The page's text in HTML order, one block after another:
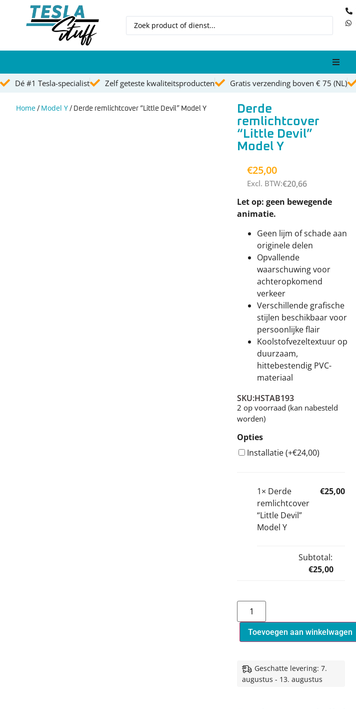
Model S
Model X
Over ons
Contact
Dé #1 Tesla-specialist Zelf geteste kwaliteitsproducten Gratis verzending boven € 75 (NL)
Home / Model Y / Derde remlichtcover “Little Devil” Model Y
Derde
remlichtcover
“Little Devil”
Model Y
€25,00
Excl. BTW:€20,66
Let op: geen bewegende
animatie.
Geen lijm of schade aan
originele delen
Opvallende
waarschuwing voor
achteropkomend
verkeer
Verschillende grafische
stijlen beschikbaar voor
persoonlijke flair
Koolstofvezeltextuur op
duurzaam,
hittebestendig PVC-
materiaal
SKU:HSTAB193
2 op voorraad (kan nabesteld
worden)
Opties
Installatie(+€24,00)
1× Derde
remlichtcover
“Little Devil”
Model Y
€25,00
Subtotal:
€25,00
Toevoegen aan winkelwagen
Geschatte levering: 7.
augustus - 13. augustus